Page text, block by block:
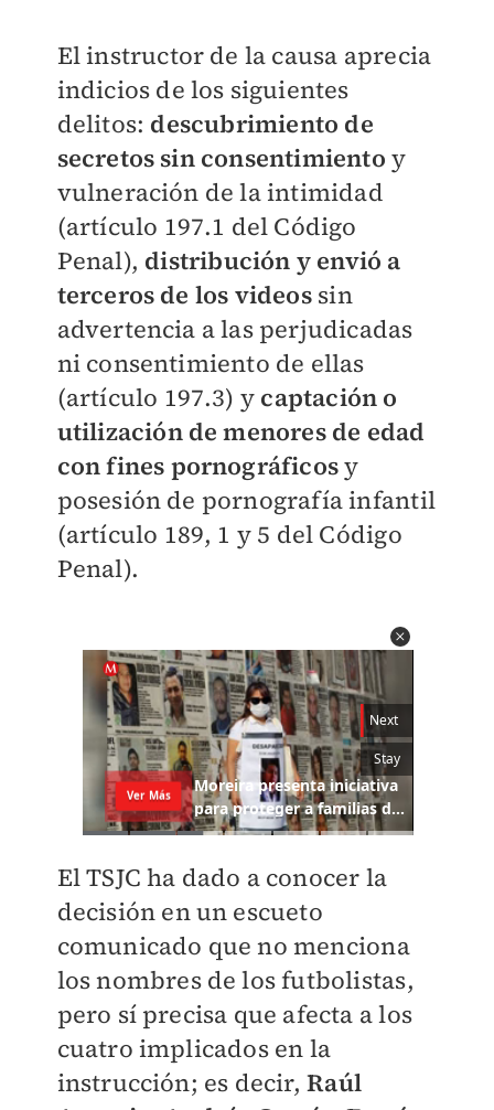
El instructor de la causa aprecia
indicios de los siguientes
delitos: descubrimiento de
secretos sin consentimiento y
vulneración de la intimidad
(artículo 197.1 del Código
Penal), distribución y envió a
terceros de los videossin
advertencia a las perjudicadas
ni consentimiento de ellas
(artículo 197.3) y captación o
utilización de menores de edad
con fines pornográficosy
posesión de pornografía infantil
(artículo 189, 1 y 5 del Código
Penal).
El TSJC ha dado a conocer la
decisión en un escueto
comunicado que no menciona
los nombres de los futbolistas,
pero sí precisa que afecta a los
cuatro implicados en la
instrucción; es decir, Raúl